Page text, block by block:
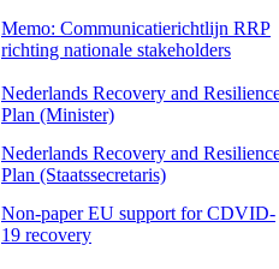
Memo: Communicatierichtlijn RRP
richting nationale stakeholders
Nederlands Recovery and
Plan (Minister)
Nederlands Recovery and
Plan (Staatssecretaris)
Non-paper EU support for CDVID-
19 recovery